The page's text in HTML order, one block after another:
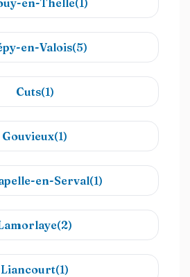
en-Thelle(1)
en-Valois(5)
Cuts(1)
Gouvieux(1)
en-Serval(1)
Liancourt(1)